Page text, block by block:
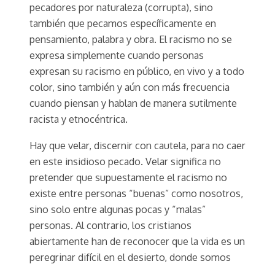
pecadores por naturaleza (corrupta), sino
también que pecamos específicamente en
pensamiento, palabra y obra. El racismo no se
expresa simplemente cuando personas
expresan su racismo en público, en vivo y a todo
color, sino también y aún con más frecuencia
cuando piensan y hablan de manera sutilmente
racista y etnocéntrica.
Hay que velar, discernir con cautela, para no caer
en este insidioso pecado. Velar significa no
pretender que supuestamente el racismo no
existe entre personas “buenas” como nosotros,
sino solo entre algunas pocas y “malas”
personas. Al contrario, los cristianos
abiertamente han de reconocer que la vida es un
peregrinar difícil en el desierto, donde somos